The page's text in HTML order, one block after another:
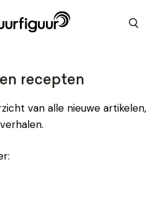
recepten
van alle nieuwe artikelen,